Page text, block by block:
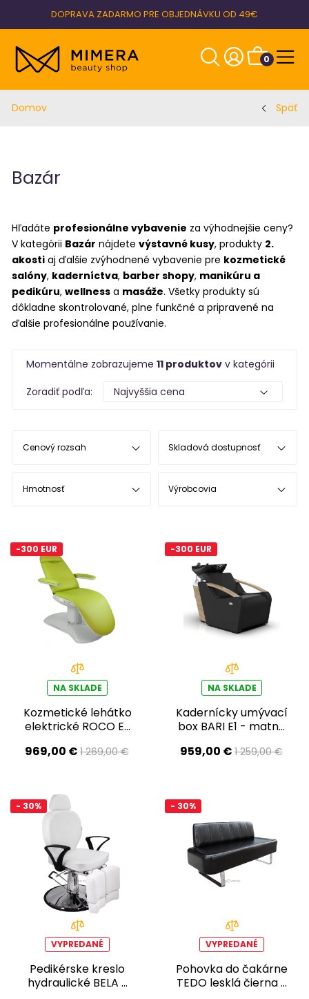
DOPRAVA ZADARMO PRE OBJEDNÁVKU OD 49€
0
Domov Späť
Bazár
Hľadáte profesionálne vybavenie za výhodnejšie ceny?
V kategórii Bazár nájdetevýstavné kusy, produkty 2.
akosti aj ďalšie zvýhodnené vybavenie pre kozmetické
salóny, kaderníctva, barber shopy, manikúru a
pedikúru,wellness a masáže. Všetky produkty sú
dôkladne skontrolované, plne funkčné a pripravené na
ďalšie profesionálne používanie.
Momentálne zobrazujeme11 produktov v kategórii
Zoradiť podľa:
Cenový rozsah Skladová dostupnosť
Hmotnosť Výrobcovia
-300 EUR
NA SKLADE
Kozmetické lehátko
elektrické ROCO E3
akosť
969,00 €1 269,00 €
-300 EUR
NA SKLADE
Kadernícky umývací
box BARI E1 - matná
kus
959,00 €1 259,00 €
- 30%
VYPREDANÉ
Pedikérske kreslo
hydraulické BELA -
- 30%
VYPREDANÉ
Pohovka do čakárne
TEDO lesklá čierna -